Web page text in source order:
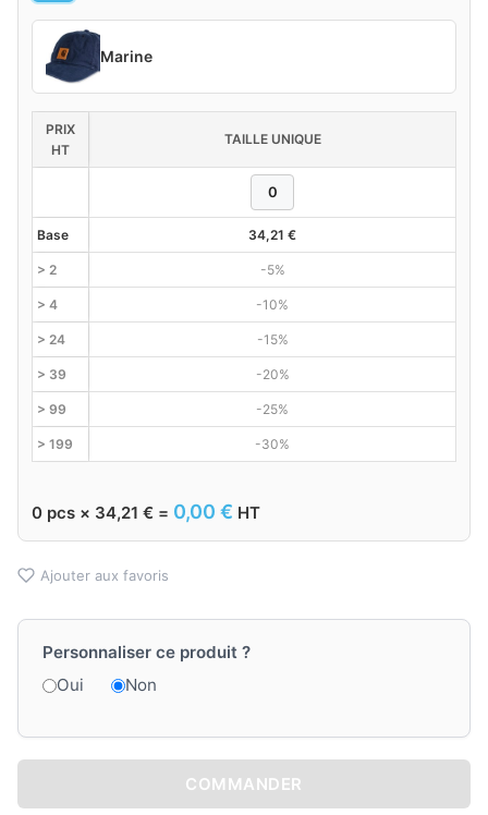
Marine
PRIX
HT
TAILLE UNIQUE
Base 34,21 €
> 2 -5%
> 4 -10%
> 24 -15%
> 39 -20%
> 99 -25%
> 199 -30%
0 pcs × 34,21 € = 0,00 € HT
Ajouter aux favoris
Personnaliser ce produit ?
Oui
Non
COMMANDER